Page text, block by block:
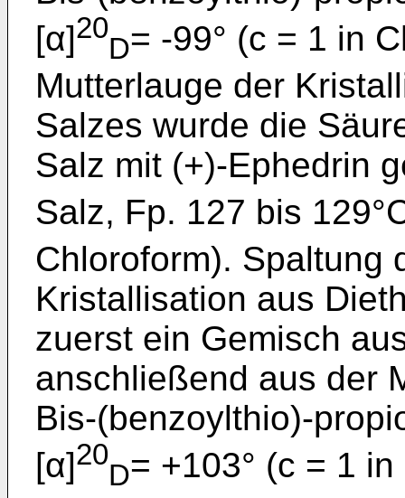
[α]20
D= -99° (c = 1 in
Mutterlauge der
Salzes wurde die
Salz mit (+)-Ephedrin
Salz, Fp. 127 bis
Chloroform). Spaltung
Kristallisation aus
zuerst ein Gemisch
anschließend aus der
Bis-(benzoylthio)-
[α]20
D= +103° (c = 1